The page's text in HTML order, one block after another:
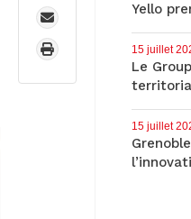
Yello
15 juillet
Le
15 juillet